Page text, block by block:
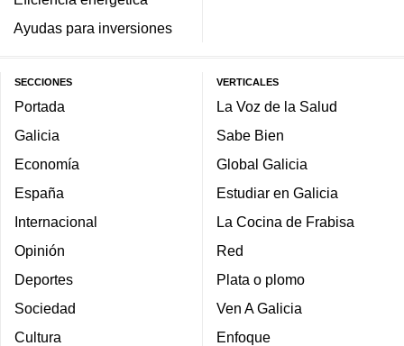
Ayudas para inversiones
SECCIONES
Portada
Galicia
Economía
España
Internacional
Opinión
Deportes
Sociedad
Cultura
VERTICALES
La Voz de la Salud
Sabe Bien
Global Galicia
Estudiar en Galicia
La Cocina de Frabisa
Red
Plata o plomo
Ven A Galicia
Enfoque